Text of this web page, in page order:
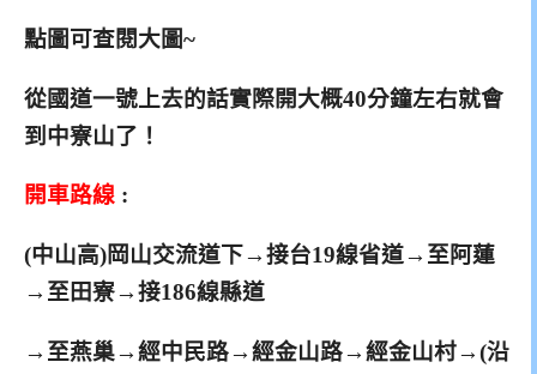
點圖可查閱大圖~
從國道一號上去的話實際開大概40分鐘左右就會
到中寮山了！
開車路線 :
(中山高)岡山交流道下→接台19線省道→至阿蓮
→至田寮→接186線縣道
→至燕巢→經中民路→經金山路→經金山村→(沿